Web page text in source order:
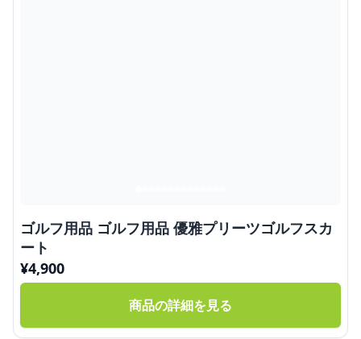
ゴルフ用品 ゴルフ用品 優雅プリーツゴルフスカ
ート
¥4,900
商品の詳細を見る